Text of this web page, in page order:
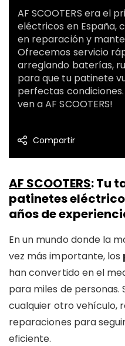
AF SCOOTERS era el
eléctricos en España,
en reparación y
Ofrecemos servicio
arreglando baterías,
para que tu patinete
perfectas
ven a AF SCOOTERS!
Compartir
AF SCOOTERS: Tu
patinetes
años de
En un mundo donde la
vez más importante, los
han convertido en el
para miles de personas.
cualquier otro vehículo,
reparaciones para
eficiente.